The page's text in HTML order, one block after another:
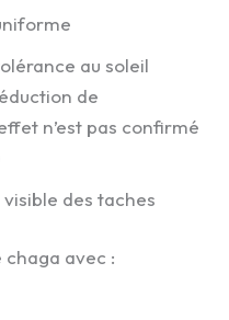
au soleil
de
n’est pas confirmé
des taches
chaga avec :